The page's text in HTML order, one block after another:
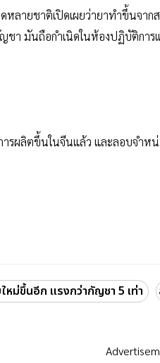
ลายชาติเปิดเผยว่ายาทำขึ้นจาก
า มันถือกำเนิดในห้องปฏิบัติการ
รผลิตขึ้นในจีนแล้ว และลอบจำห
หม่ขึ้นอีก แรงกว่ากัญชา 5 เท่า